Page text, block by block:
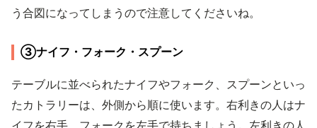
う合図になってしまうので注意してくださいね。
③ナイフ・フォーク・スプーン
テーブルに並べられたナイフやフォーク、スプーンといっ
たカトラリーは、外側から順に使います。右利きの人はナ
イフを右手、フォークを左手で持ちましょう。左利きの人